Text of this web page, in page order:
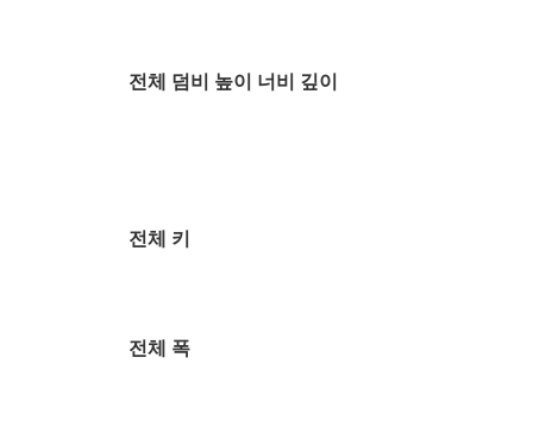
전체 덤비 높이 너비 깊이
전체 키
전체 폭